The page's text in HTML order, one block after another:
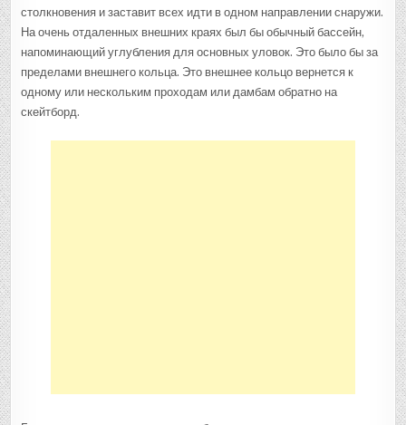
столкновения и заставит всех идти в одном направлении снаружи.
На очень отдаленных внешних краях был бы обычный бассейн,
напоминающий углубления для основных уловок. Это было бы за
пределами внешнего кольца. Это внешнее кольцо вернется к
одному или нескольким проходам или дамбам обратно на
скейтборд.